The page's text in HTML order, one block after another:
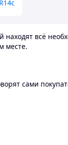
всё
месте.
сами